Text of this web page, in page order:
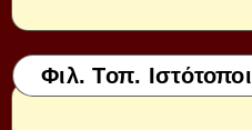
Φιλ. Τοπ. Ιστότοποι